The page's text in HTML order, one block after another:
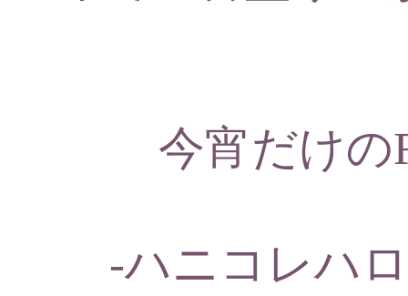
今宵だけの
-ハニコレハ